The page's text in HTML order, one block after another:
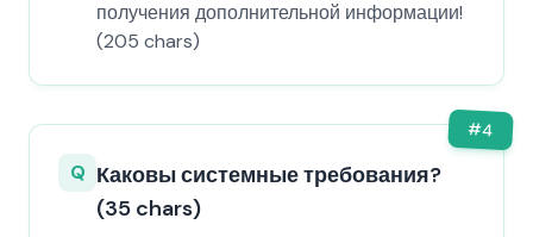
получения дополнительной информации!
(205 chars)
#4
Q Каковы системные требования?
(35 chars)